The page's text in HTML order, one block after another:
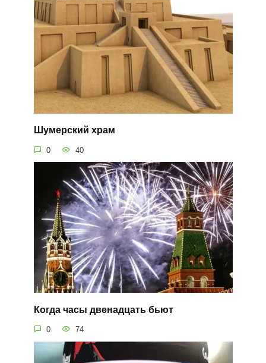
Шумерский храм
0 40
Когда часы двенадцать бьют
0 74